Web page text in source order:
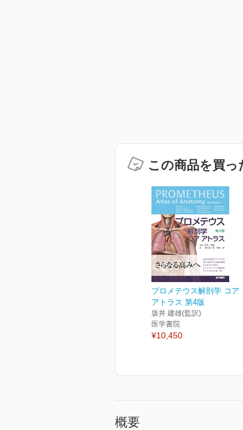
この商品を買っ
プロメテウス解剖学 コア
アトラス 第4版
坂井 建雄(監訳)
医学書院
¥10,450
概要